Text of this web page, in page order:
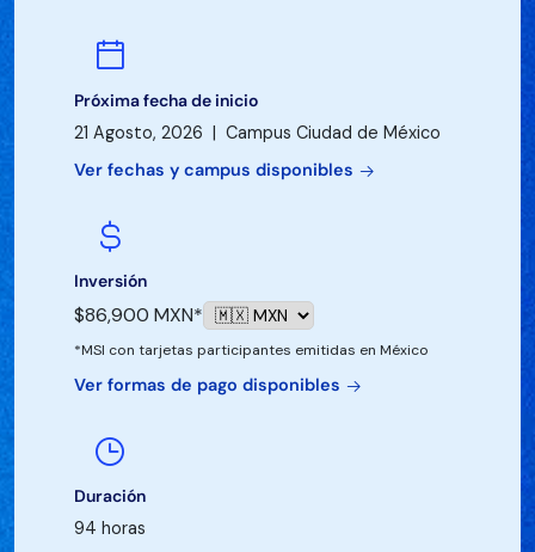
Próxima fecha de inicio
21 Agosto, 2026 | Campus Ciudad de México
Ver fechas y campus disponibles
Inversión
$86,900 MXN*
*MSI con tarjetas participantes emitidas en México
Ver formas de pago disponibles
Duración
94 horas